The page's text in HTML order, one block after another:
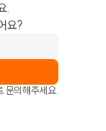
.
요?
문의해주세요.